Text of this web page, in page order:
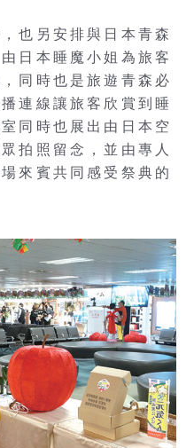
也另安排與日本青森
日本睡魔小姐為旅客
同時也是旅遊青森必
連線讓旅客欣賞到睡
同時也展出由日本空
拍照留念，並由專人
來賓共同感受祭典的